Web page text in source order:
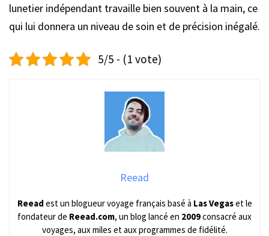
lunetier indépendant travaille bien souvent à la main, ce
qui lui donnera un niveau de soin et de précision inégalé.
5/5 - (1 vote)
Reead
Reead est un blogueur voyage français basé à Las Vegaset le
fondateur de Reead.com, un blog lancé en 2009consacré aux
voyages, aux miles et aux programmes de fidélité.